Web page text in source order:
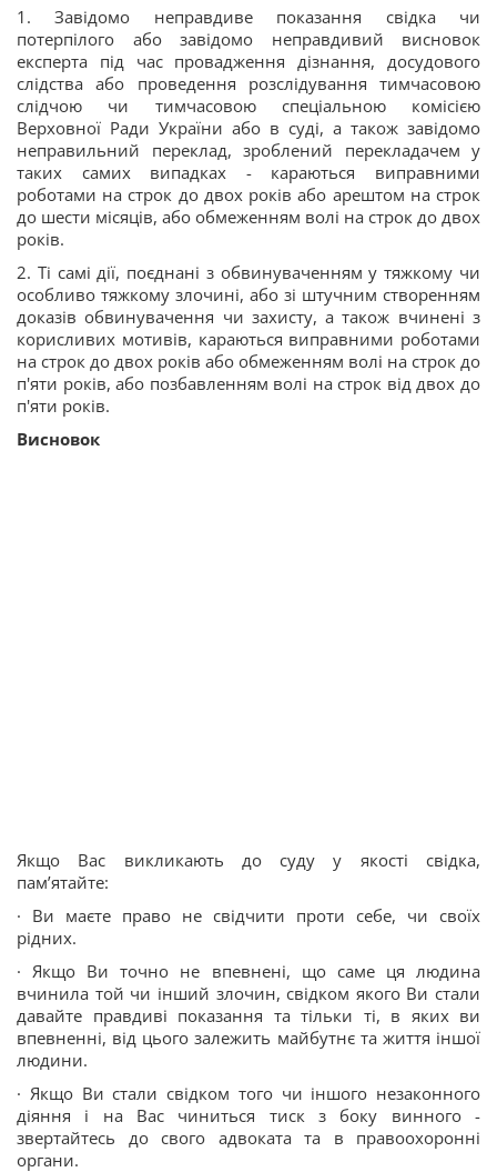
1. Завідомо неправдиве показання свідка чи
потерпілого або завідомо неправдивий висновок
експерта під час провадження дізнання, досудового
слідства або проведення розслідування тимчасовою
слідчою чи тимчасовою спеціальною комісією
Верховної Ради України або в суді, а також завідомо
неправильний переклад, зроблений перекладачем у
таких самих випадках - караються виправними
роботами на строк до двох років або арештом на строк
до шести місяців, або обмеженням волі на строк до двох
років.
2. Ті самі дії, поєднані з обвинуваченням у тяжкому чи
особливо тяжкому злочині, або зі штучним створенням
доказів обвинувачення чи захисту, а також вчинені з
корисливих мотивів, караються виправними роботами
на строк до двох років або обмеженням волі на строк до
п'яти років, або позбавленням волі на строк від двох до
п'яти років.
Висновок
Якщо Вас викликають до суду у якості свідка,
пам’ятайте:
· Ви маєте право не свідчити проти себе, чи своїх
рідних.
· Якщо Ви точно не впевнені, що саме ця людина
вчинила той чи інший злочин, свідком якого Ви стали
давайте правдиві показання та тільки ті, в яких ви
впевненні, від цього залежить майбутнє та життя іншої
людини.
· Якщо Ви стали свідком того чи іншого незаконного
діяння і на Вас чиниться тиск з боку винного -
звертайтесь до свого адвоката та в правоохоронні
органи.